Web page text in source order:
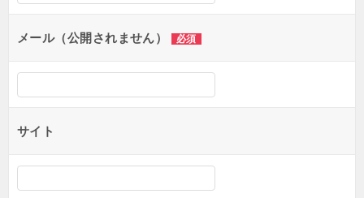
メール（公開されません） 必須
サイト